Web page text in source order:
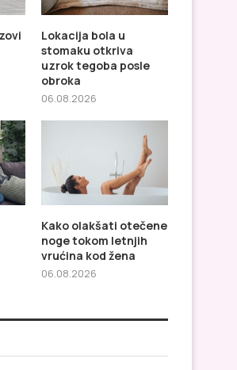
posle...
Kasna dijagnoza
žena donosi
Lokacija bola u
stomaku otkriva
uzrok tegoba posle
obroka
06.08.2026
Kako olakšati otečene
noge tokom letnjih
vrućina kod žena
06.08.2026